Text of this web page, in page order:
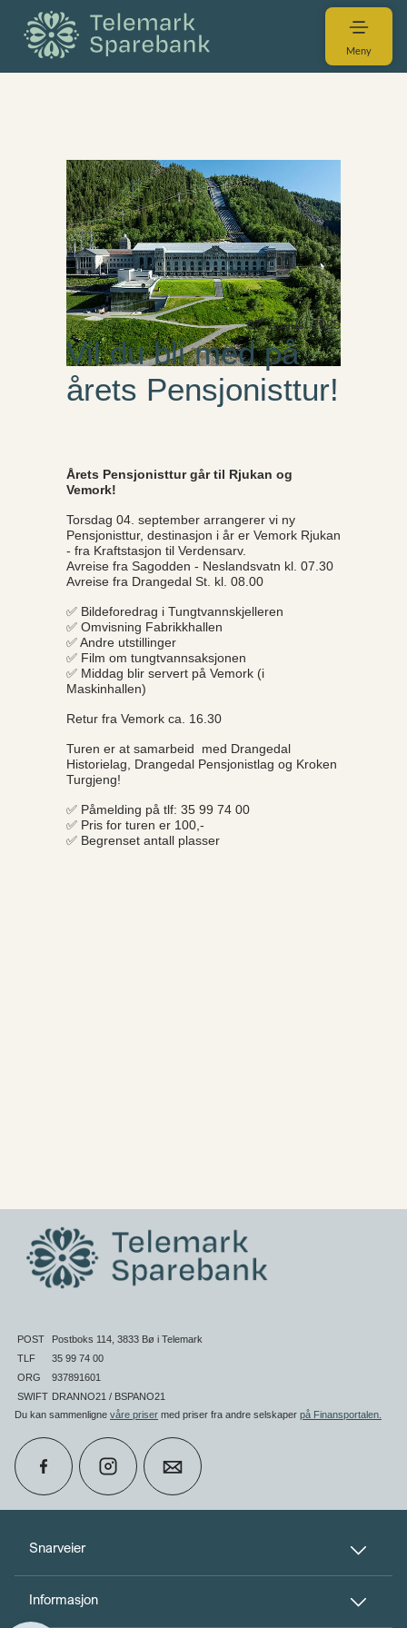
Meny
Vil du bli med på
årets Pensjonisttur!
07. august 2025
Årets Pensjonisttur går til Rjukan og
Vemork!
Torsdag 04. september arrangerer vi ny
Pensjonisttur, destinasjon i år er Vemork Rjukan
- fra Kraftstasjon til Verdensarv.
Avreise fra Sagodden - Neslandsvatn kl. 07.30
Avreise fra Drangedal St. kl. 08.00
✅ Bildeforedrag i Tungtvannskjelleren
✅ Omvisning Fabrikkhallen
✅Andre utstillinger
✅ Film om tungtvannsaksjonen
✅ Middag blir servert på Vemork (i
Maskinhallen)
Retur fra Vemork ca. 16.30
Turen er at samarbeid med Drangedal
Historielag, Drangedal Pensjonistlag og Kroken
Turgjeng!
✅ Påmelding på tlf: 35 99 74 00
✅ Pris for turen er 100,-
✅ Begrenset antall plasser
Snarveier
Informasjon
POST
Postboks 114, 3833 Bø i Telemark
TLF
35 99 74 00
ORG
937891601
SWIFT DRANNO21 / BSPANO21
Du kan sammenligne våre priser med priser fra andre selskaper på Finansportalen